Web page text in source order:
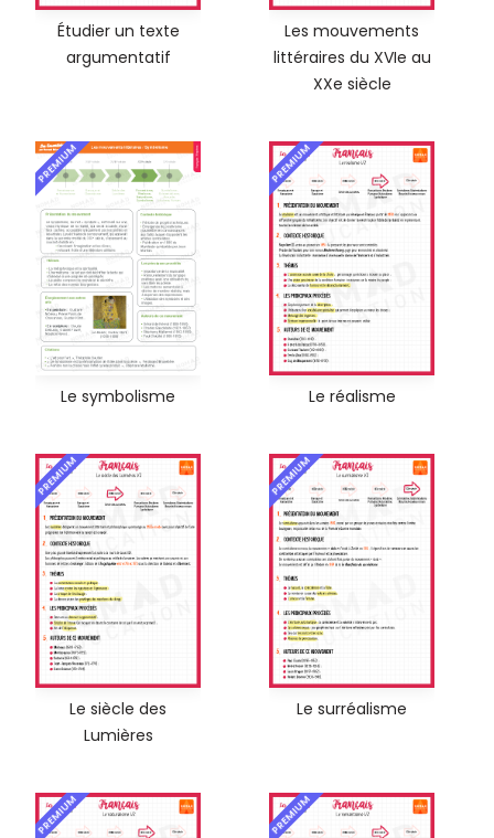
Étudier un texte
argumentatif
Les mouvements
littéraires du XVIe au
XXe siècle
PREMIUM
Le symbolisme
PREMIUM
Le réalisme
PREMIUM
Le siècle des
Lumières
PREMIUM
Le surréalisme
PREMIUM PREMIUM